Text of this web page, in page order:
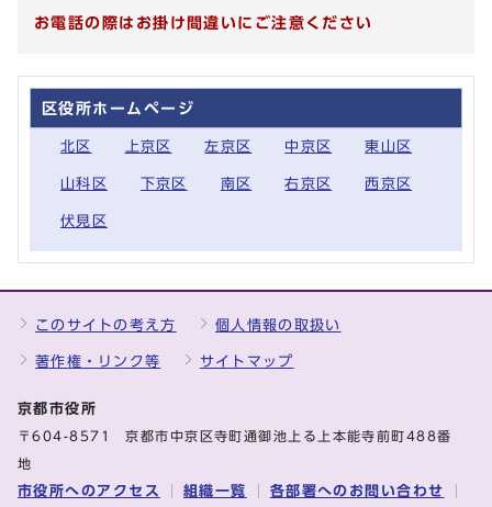
お電話の際はお掛け間違いにご注意ください
区役所ホームページ
北区 上京区 左京区 中京区 東山区
山科区 下京区 南区 右京区 西京区
伏見区
このサイトの考え方 個人情報の取扱い
著作権・リンク等 サイトマップ
京都市役所
〒604-8571 京都市中京区寺町通御池上る上本能寺前町488番
地
市役所へのアクセス 組織一覧 各部署へのお問い合わせ